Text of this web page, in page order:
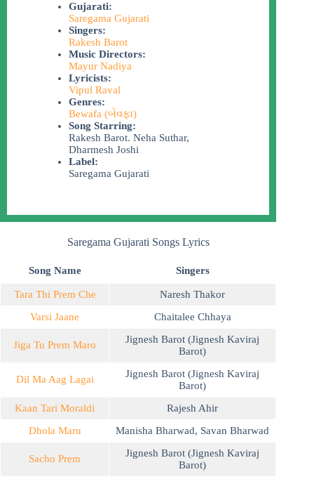
Gujarati:
Saregama Gujarati
Singers:
Rakesh Barot
Music Directors:
Mayur Nadiya
Lyricists:
Vipul Raval
Genres:
Bewafa (બેવફા)
Song Starring:
Rakesh Barot. Neha Suthar,
Dharmesh Joshi
Label:
Saregama Gujarati
Saregama Gujarati Songs Lyrics
Song Name Singers
Tara Thi Prem Che
Naresh Thakor
Varsi Jaane
Chaitalee Chhaya
Jiga Tu Prem Maro
Jignesh Barot (Jignesh Kaviraj
Barot)
Dil Ma Aag Lagai
Jignesh Barot (Jignesh Kaviraj
Barot)
Kaan Tari Moraldi
Rajesh Ahir
Dhola Maru
Manisha Bharwad, Savan Bharwad
Sacho Prem
Jignesh Barot (Jignesh Kaviraj
Barot)